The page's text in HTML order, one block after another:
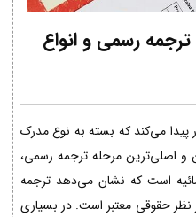
رسمی و انواع
پیدا می‌کند که بسته به نوع مدرک
و اصلی‌ترین مرحله ترجمه رسمی،
است که نشان می‌دهد ترجمه
نظر حقوقی معتبر است. در بسیاری